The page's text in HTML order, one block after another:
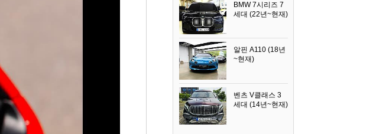
BMW 7시리즈 7
세대 (22년~현재)
알핀 A110 (18년
~현재)
벤츠 V클래스 3
세대 (14년~현재)